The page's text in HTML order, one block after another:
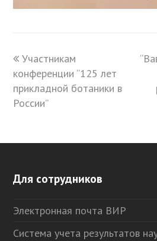
previous
post:
Участникам
конференции “125 лет
прикладной ботаники в
России”
Для сотрудников
Электронная почта ВИР
Система учета результатов